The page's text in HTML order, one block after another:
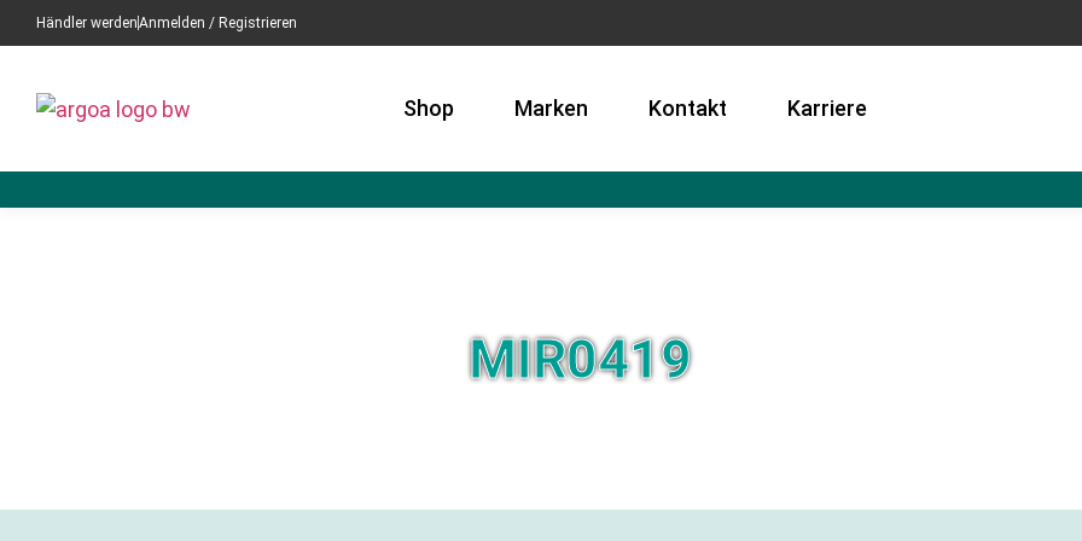
Händler werdenAnmelden / Registrieren
Shop Marken Kontakt Karriere
MIR0419